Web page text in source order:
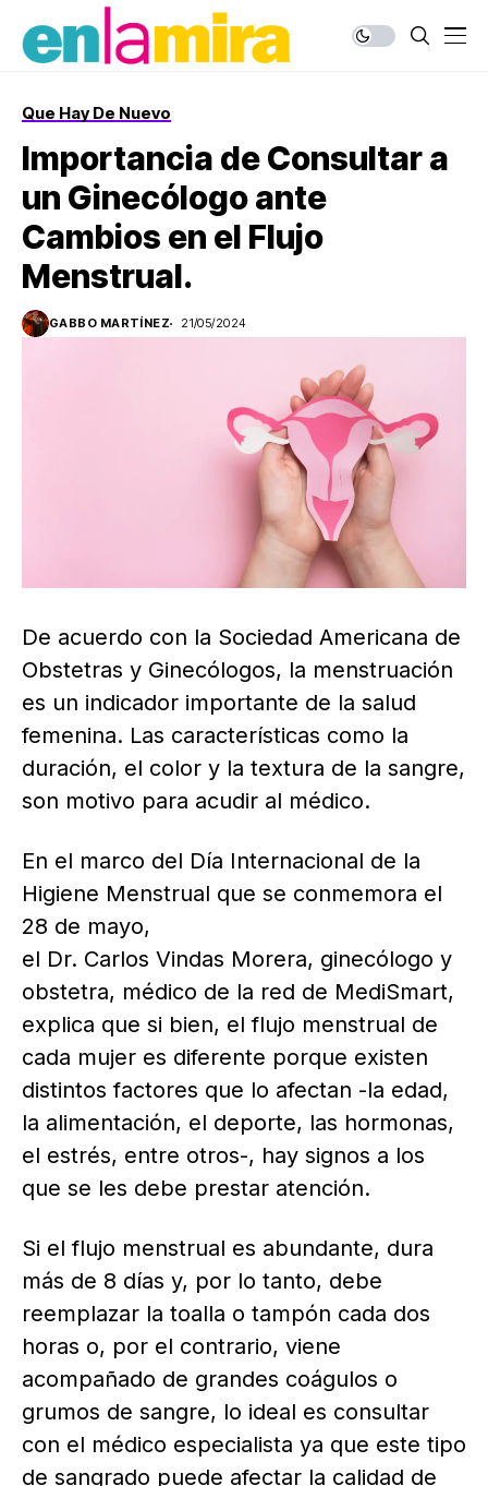
Que Hay De Nuevo
Importancia de Consultar a
un Ginecólogo ante
Cambios en el Flujo
Menstrual.
GABBO MARTÍNEZ 21/05/2024
De acuerdo con la Sociedad Americana de
Obstetras y Ginecólogos, la menstruación
es un indicador importante de la salud
femenina. Las características como la
duración, el color y la textura de la sangre,
son motivo para acudir al médico.
En el marco del Día Internacional de la
Higiene Menstrual que se conmemora el
28 de mayo,
el Dr. Carlos Vindas Morera, ginecólogo y
obstetra, médico de la red de MediSmart,
explica que si bien, el flujo menstrual de
cada mujer es diferente porque existen
distintos factores que lo afectan -la edad,
la alimentación, el deporte, las hormonas,
el estrés, entre otros-, hay signos a los
que se les debe prestar atención.
Si el flujo menstrual es abundante, dura
más de 8 días y, por lo tanto, debe
reemplazar la toalla o tampón cada dos
horas o, por el contrario, viene
acompañado de grandes coágulos o
grumos de sangre, lo ideal es consultar
con el médico especialista ya que este tipo
de sangrado puede afectar la calidad de